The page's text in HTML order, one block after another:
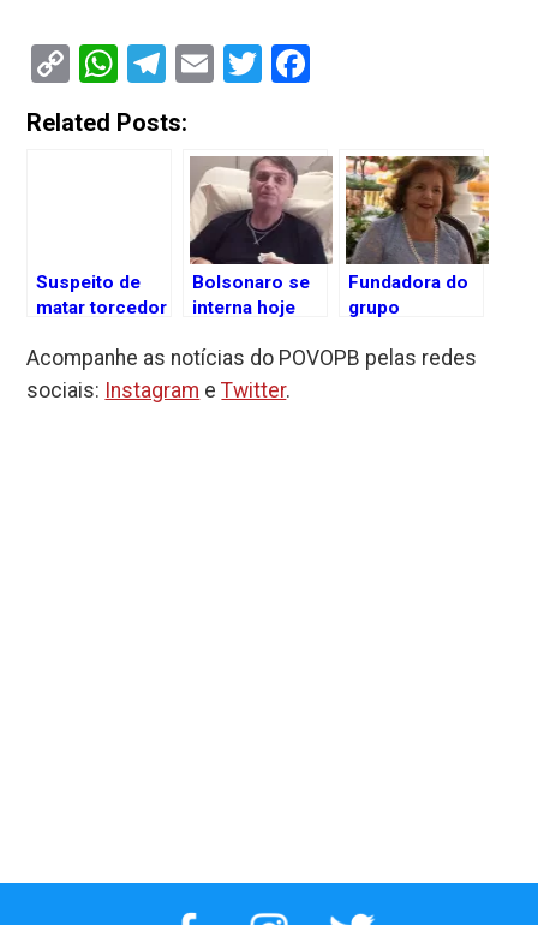
Copy
Link
WhatsApp
Telegram
EmailTwitter
Related Posts:
Suspeito de
matar torcedor
diz que atirou
em ‘legítima
Bolsonaro se
interna hoje
por cirurgias
em São Paulo
Fundadora do
grupo
Luiza morre
Acompanhe as notícias do POVOPB pelas redes
sociais: Instagram eTwitter.